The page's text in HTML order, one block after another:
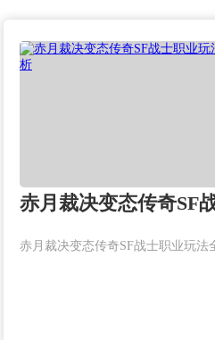
赤月裁决变态传奇SF
赤月裁决变态传奇SF战士职业玩法